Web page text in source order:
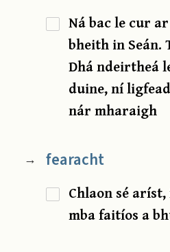
Ná bac le cur
bheith in Seán.
Dhá ndeirtheá
duine, ní
nár mharaigh
→ fearacht
Chlaon sé
mba faitíos a